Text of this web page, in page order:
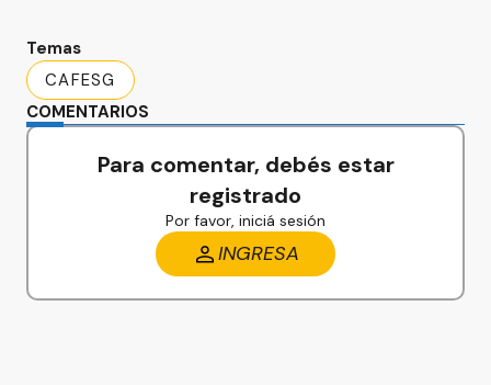
Temas
CAFESG
COMENTARIOS
Para comentar, debés estar
registrado
Por favor, iniciá sesión
INGRESA